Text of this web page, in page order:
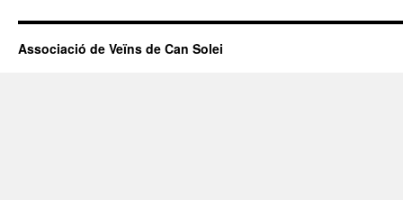
Associació de Veïns de Can Solei